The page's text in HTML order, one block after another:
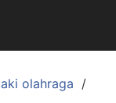
olahraga